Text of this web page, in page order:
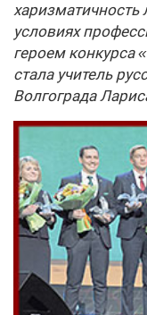
условиях
героем конкурса
стала учитель
Волгограда